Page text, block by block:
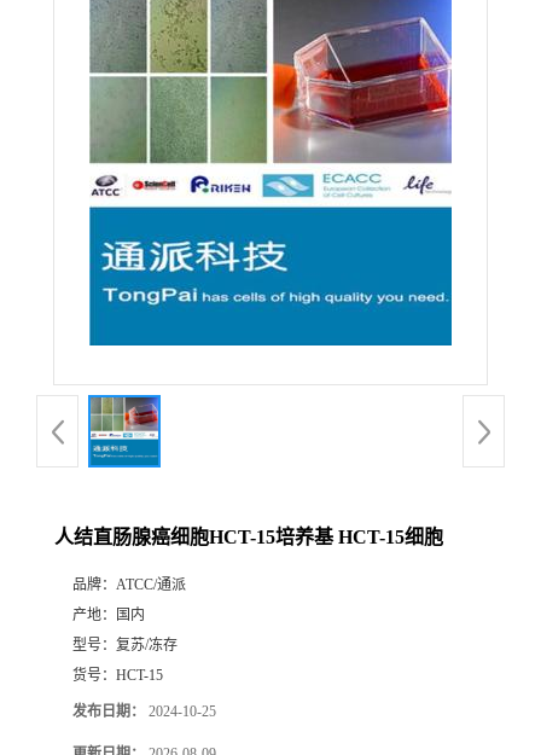
人结直肠腺癌细胞HCT-15培养基 HCT-15细胞
品牌： ATCC/通派
产地：
国内
型号： 复苏/冻存
货号： HCT-15
发布日期： 2024-10-25